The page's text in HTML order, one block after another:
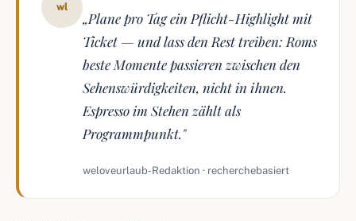
wl
„Plane pro Tag ein Pflicht-Highlight mit
Ticket — und lass den Rest treiben: Roms
beste Momente passieren zwischen den
Sehenswürdigkeiten, nicht in ihnen.
Espresso im Stehen zählt als
Programmpunkt."
weloveurlaub-Redaktion · recherchebasiert